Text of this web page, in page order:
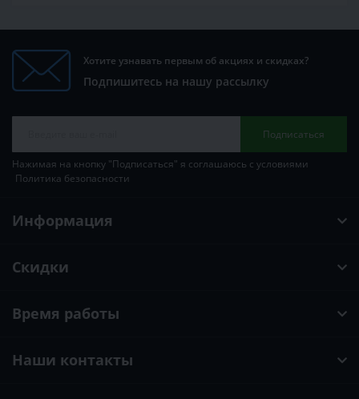
Хотите узнавать первым об акциях и скидках?
Подпишитесь на нашу рассылку
Подписаться
Нажимая на кнопку "Подписаться" я соглашаюсь с условиями
Политика безопасности
Информация
Скидки
Время работы
Наши контакты